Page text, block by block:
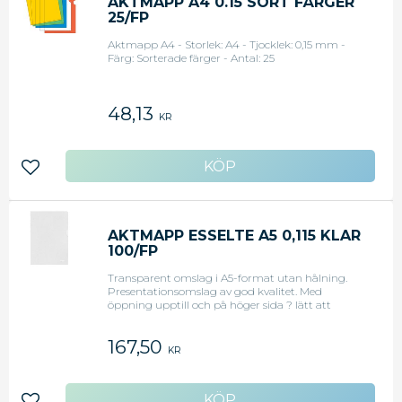
25/FP
Aktmapp A4 - Storlek: A4 - Tjocklek: 0,15 mm -
Färg: Sorterade färger - Antal: 25
48,13 KR
Lägg till i favoriter
AKTMAPP ESSELTE A5 0,115 KLAR
100/FP
Transparent omslag i A5-format utan hålning.
Presentationsomslag av god kvalitet. Med
öppning upptill och på höger sida ? lätt att
utan högen glider isär. Tillverkad av miljövänlig 115
µm PP-plast med strukturerad apelsinskalsyta.
167,50 KR